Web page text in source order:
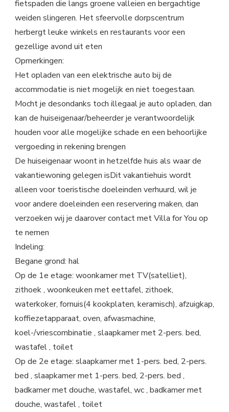
fietspaden die langs groene valleien en bergachtige
weiden slingeren. Het sfeervolle dorpscentrum
herbergt leuke winkels en restaurants voor een
gezellige avond uit eten
Opmerkingen:
Het opladen van een elektrische auto bij de
accommodatie is niet mogelijk en niet toegestaan.
Mocht je desondanks toch illegaal je auto opladen, dan
kan de huiseigenaar/beheerder je verantwoordelijk
houden voor alle mogelijke schade en een behoorlijke
vergoeding in rekening brengen
De huiseigenaar woont in hetzelfde huis als waar de
vakantiewoning gelegen isDit vakantiehuis wordt
alleen voor toeristische doeleinden verhuurd, wil je
voor andere doeleinden een reservering maken, dan
verzoeken wij je daarover contact met Villa for You op
te nemen
Indeling:
Begane grond: hal
Op de 1e etage: woonkamer met TV(satelliet),
zithoek , woonkeuken met eettafel, zithoek,
waterkoker, fornuis(4 kookplaten, keramisch), afzuigkap,
koffiezetapparaat, oven, afwasmachine,
koel-/vriescombinatie , slaapkamer met 2-pers. bed,
wastafel , toilet
Op de 2e etage: slaapkamer met 1-pers. bed, 2-pers.
bed , slaapkamer met 1-pers. bed, 2-pers. bed ,
badkamer met douche, wastafel, wc , badkamer met
douche, wastafel , toilet